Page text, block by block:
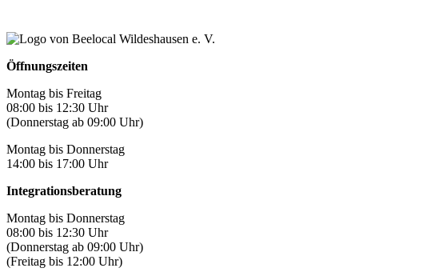
Öffnungszeiten
Montag bis Freitag
08:00 bis 12:30 Uhr
(Donnerstag ab 09:00 Uhr)
Montag bis Donnerstag
14:00 bis 17:00 Uhr
Integrationsberatung
Montag bis Donnerstag
08:00 bis 12:30 Uhr
(Donnerstag ab 09:00 Uhr)
(Freitag bis 12:00 Uhr)